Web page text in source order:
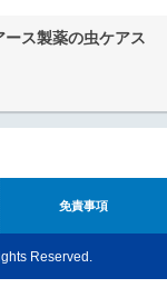
ス製薬の虫ケアス
免責事項
Reserved.